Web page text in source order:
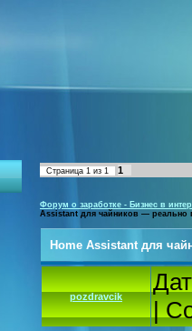
Страница 1 из 1 1
Форум о заработке - Бизнес в
Assistant для чайников — реально
Home Assistant для
pozdravcik
|